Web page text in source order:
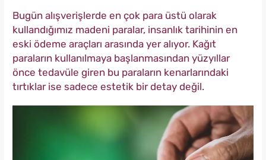
Bugün alışverişlerde en çok para üstü olarak
kullandığımız madeni paralar, insanlık tarihinin en
eski ödeme araçları arasında yer alıyor. Kağıt
paraların kullanılmaya başlanmasından yüzyıllar
önce tedavüle giren bu paraların kenarlarındaki
tırtıklar ise sadece estetik bir detay değil.